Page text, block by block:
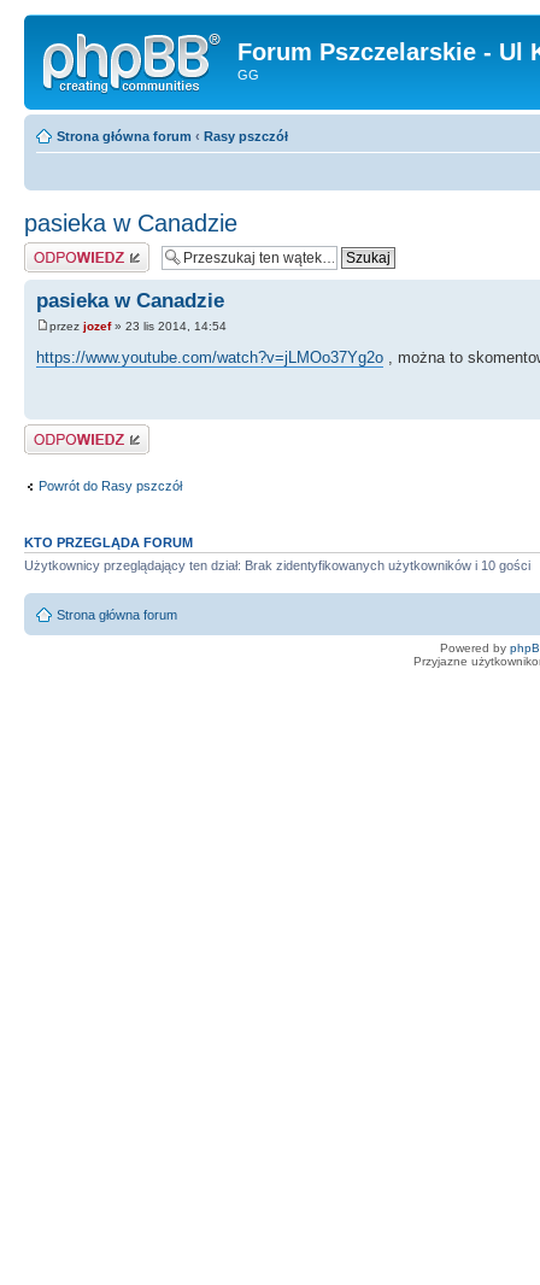
Forum Pszczelarskie - Ul
GG
Strona główna forum ‹ Rasy pszczół
pasieka w Canadzie
Odpowiedz
pasieka w Canadzie
przez jozef» 23 lis 2014, 14:54
https://www.youtube.com/watch?v=jLMOo37Yg2o , można to
Odpowiedz
Powrót do Rasy pszczół
KTO PRZEGLĄDA FORUM
Użytkownicy przeglądający ten dział: Brak zidentyfikowanych użytkowników i 10 gości
Strona główna forum
Powered by
Przyjazne